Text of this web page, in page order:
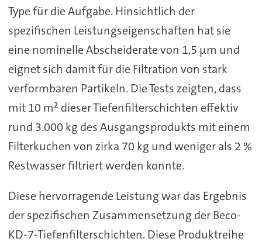
Type für die Aufgabe. Hinsichtlich der
spezifischen Leistungseigenschaften hat sie
eine nominelle Abscheiderate von 1,5 µm und
eignet sich damit für die Filtration von stark
verformbaren Partikeln. Die Tests zeigten, dass
mit 10 m² dieser Tiefenfilterschichten effektiv
rund 3.000 kg des Ausgangsprodukts mit einem
Filterkuchen von zirka 70 kg und weniger als 2 %
Restwasser filtriert werden konnte.
Diese hervorragende Leistung war das Ergebnis
der spezifischen Zusammensetzung der Beco-
KD-7-Tiefenfilterschichten. Diese Produktreihe